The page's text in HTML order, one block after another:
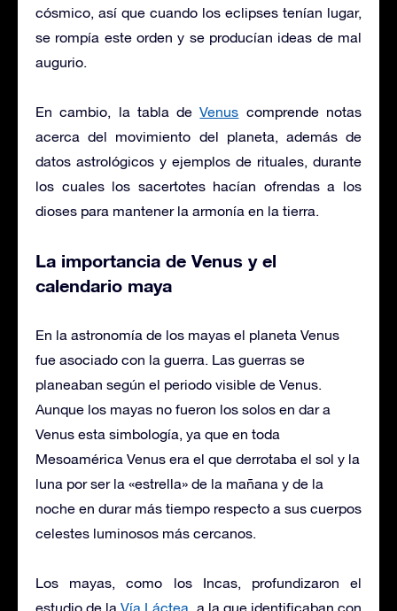
cósmico, así que cuando los eclipses tenían lugar,
se rompía este orden y se producían ideas de mal
augurio.
En cambio, la tabla deVenus comprende notas
acerca del movimiento del planeta, además de
datos astrológicos y ejemplos de rituales, durante
los cuales los sacertotes hacían ofrendas a los
dioses para mantener la armonía en la tierra.
La importancia de Venus y el
calendario maya
En la astronomía de los mayas el planeta Venus
fue asociado con la guerra. Las guerras se
planeaban según el periodo visible de Venus.
Aunque los mayas no fueron los solos en dar a
Venus esta simbología, ya que en toda
Mesoamérica Venus era el que derrotaba el sol y la
luna por ser la «estrella» de la mañana y de la
noche en durar más tiempo respecto a sus cuerpos
celestes luminosos más cercanos.
Los mayas, como los Incas, profundizaron el
estudio de laVía Láctea, a la que identificaban con